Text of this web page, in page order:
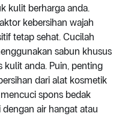
kulit berharga anda.
kebersihan wajah
tetap sehat. Cucilah
sabun khusus
kulit anda. Puin, penting
dari alat kosmetik
spons bedak
air hangat atau